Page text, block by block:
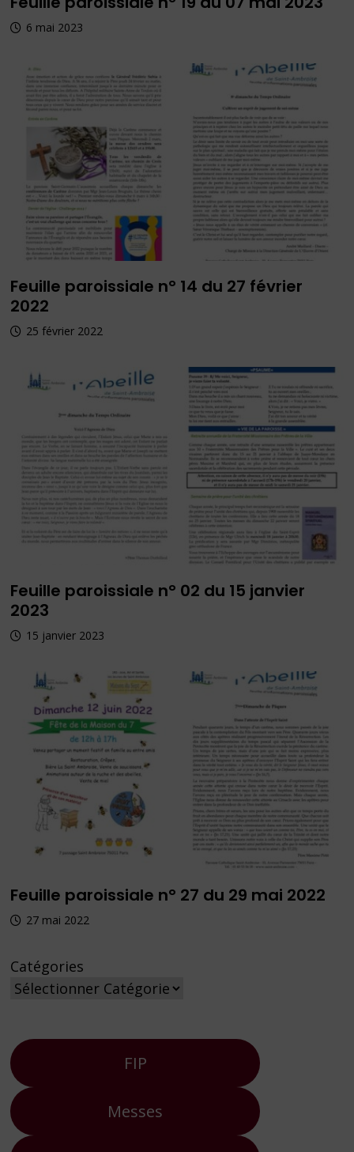
6 mai 2023
Feuille paroissiale n° 14 du 27 février
2022
25 février 2022
Feuille paroissiale n° 02 du 15 janvier
2023
15 janvier 2023
Feuille paroissiale n° 27 du 29 mai 2022
27 mai 2022
Catégories
FIP
Messes